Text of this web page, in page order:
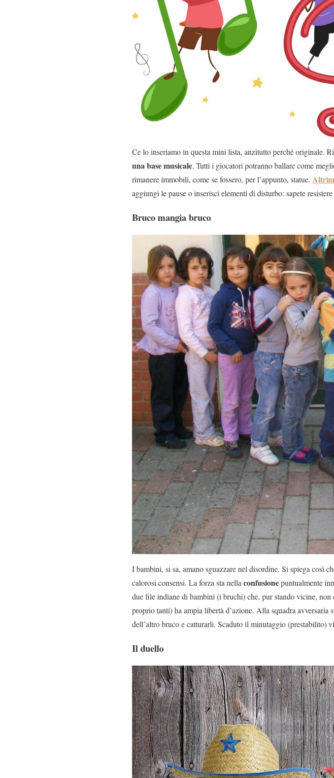
Ce lo inseriamo in questa mini lista, anzitutto perché originale.
una base musicale. Tutti i giocatori potranno ballare come
rimanere immobili, come se fossero, per l’appunto, statue.
aggiungi le pause o inserisci elementi di disturbo: sapete
Bruco mangia bruco
I bambini, si sa, amano sguazzare nel disordine. Si spiega così
calorosi consensi. La forza sta nellaconfusionepuntualmente
due file indiane di bambini (i bruchi) che, pur stando vicine,
proprio tanti) ha ampia libertà d’azione. Alla squadra avversaria
dell’altro bruco e catturarli. Scaduto il minutaggio (prestabilito)
Il duello